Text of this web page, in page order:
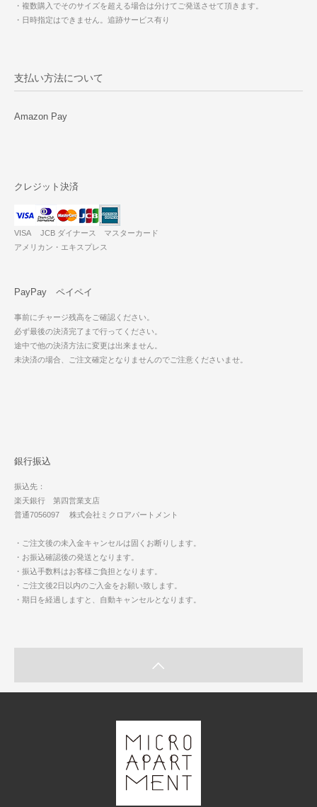
・複数購入でそのサイズを超える場合は分けてご発送させて頂きます。
・日時指定はできません。追跡サービス有り
支払い方法について
Amazon Pay
クレジット決済
VISA JCB ダイナース マスターカード
アメリカン・エキスプレス
PayPay ペイペイ
事前にチャージ残高をご確認ください。
必ず最後の決済完了まで行ってください。
途中で他の決済方法に変更は出来ません。
未決済の場合、ご注文確定となりませんのでご注意くださいませ。
銀行振込
振込先：
楽天銀行 第四営業支店
普通7056097 株式会社ミクロアパートメント
・ご注文後の未入金キャンセルは固くお断りします。
・お振込確認後の発送となります。
・振込手数料はお客様ご負担となります。
・ご注文後2日以内のご入金をお願い致します。
・期日を経過しますと、自動キャンセルとなります。